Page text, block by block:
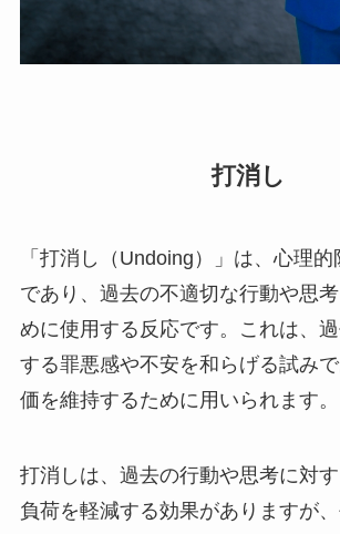
打消し
「打消し（Undoing）」は、心理
であり、過去の不適切な行動や思
めに使用する反応です。これは、
する罪悪感や不安を和らげる試み
価を維持するために用いられます。
打消しは、過去の行動や思考に対
負荷を軽減する効果がありますが